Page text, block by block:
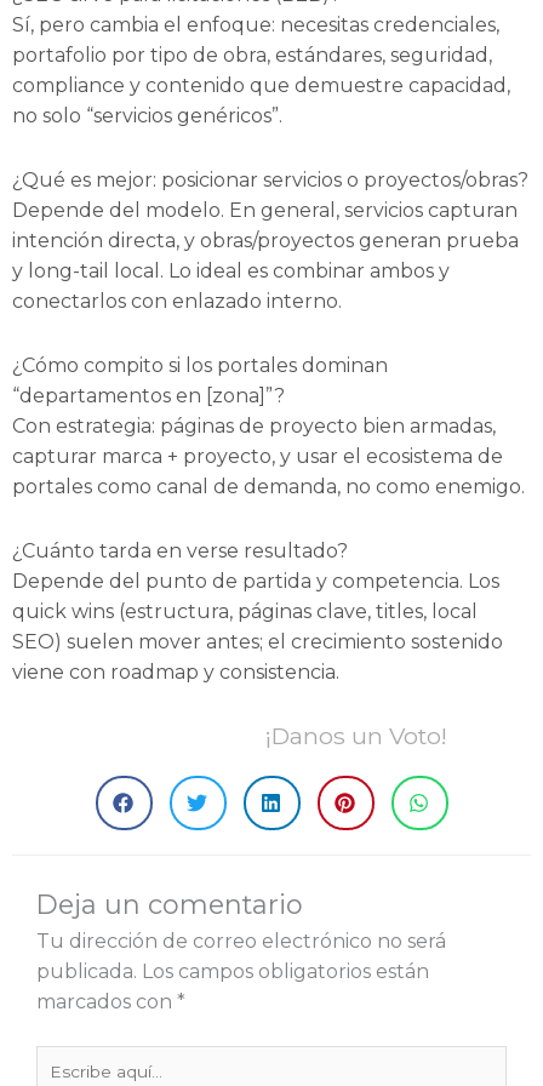
Sí, pero cambia el enfoque: necesitas credenciales,
portafolio por tipo de obra, estándares, seguridad,
compliance y contenido que demuestre capacidad,
no solo “servicios genéricos”.
¿Qué es mejor: posicionar servicios o proyectos/obras?
Depende del modelo. En general, servicios capturan
intención directa, y obras/proyectos generan prueba
y long-tail local. Lo ideal es combinar ambos y
conectarlos con enlazado interno.
¿Cómo compito si los portales dominan
“departamentos en [zona]”?
Con estrategia: páginas de proyecto bien armadas,
capturar marca + proyecto, y usar el ecosistema de
portales como canal de demanda, no como enemigo.
¿Cuánto tarda en verse resultado?
Depende del punto de partida y competencia. Los
quick wins (estructura, páginas clave, titles, local
SEO) suelen mover antes; el crecimiento sostenido
viene con roadmap y consistencia.
¡Danos un Voto!
Deja un comentario
Tu dirección de correo electrónico no será
publicada. Los campos obligatorios están
marcados con *
Escribe